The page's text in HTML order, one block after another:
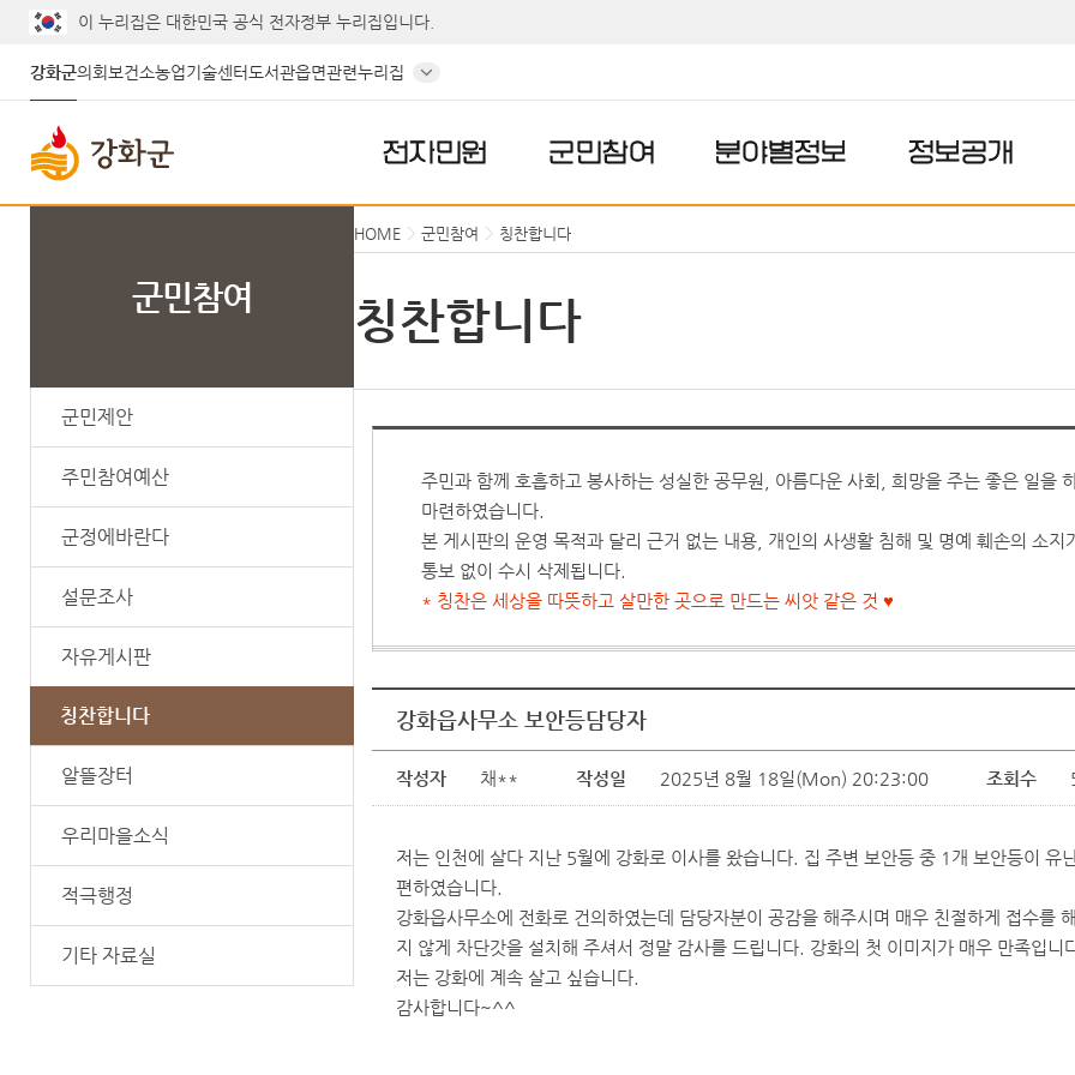
이 누리집은 대한민국 공식 전자정부 누리집입니다.
강화군의회 보건소농업기술센터 도서관읍면관련누리집
전자민원 군민참여 분야별정보 정보공개
군민참여
군민제안
주민참여예산
군정에바란다
설문조사
자유게시판
칭찬합니다
알뜰장터
우리마을소식
적극행정
기타 자료실
HOME 군민참여 칭찬합니다
칭찬합니다
주민과 함께 호흡하고 봉사하는 성실한 공무원, 아름다운 사회, 희망을 주는 좋은 일을
마련하였습니다.
본 게시판의 운영 목적과 달리 근거 없는 내용, 개인의 사생활 침해 및 명예 훼손의 소
통보 없이 수시 삭제됩니다.
* 칭찬은 세상을 따뜻하고 살만한 곳으로 만드는 씨앗 같은 것 ♥
강화읍사무소 보안등담당자
작성자 채** 작성일 2025년 8월 18일(Mon) 20:23:00 조회수
저는 인천에 살다 지난 5월에 강화로 이사를 왔습니다. 집 주변 보안등 중 1개 보안등이
편하였습니다.
강화읍사무소에 전화로 건의하였는데 담당자분이 공감을 해주시며 매우 친절하게 접수를
지 않게 차단갓을 설치해 주셔서 정말 감사를 드립니다. 강화의 첫 이미지가 매우 만족입
저는 강화에 계속 살고 싶습니다.
감사합니다~^^